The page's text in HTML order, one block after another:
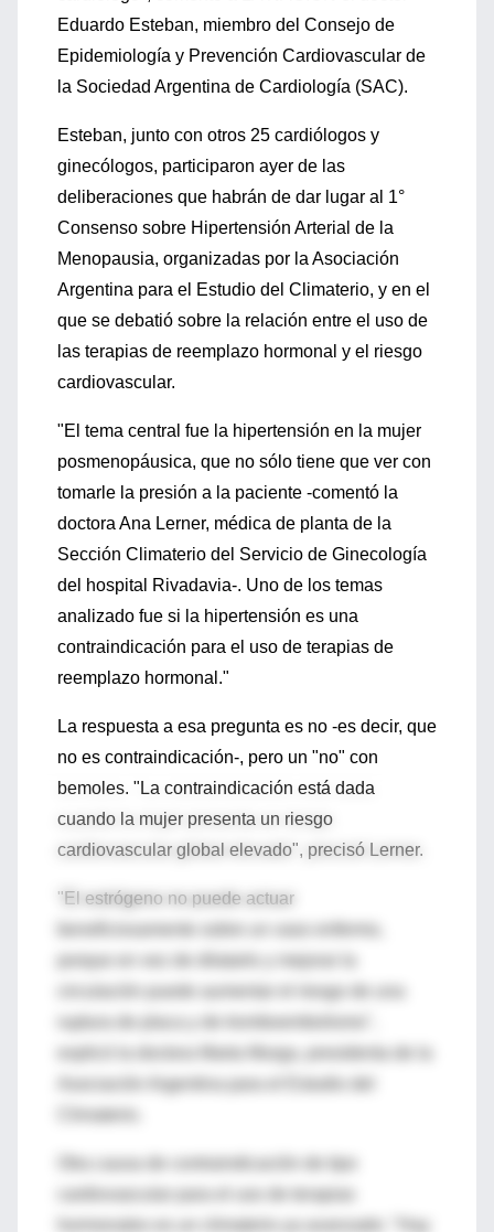
Eduardo Esteban, miembro del Consejo de
Epidemiología y Prevención Cardiovascular de
la Sociedad Argentina de Cardiología (SAC).
Esteban, junto con otros 25 cardiólogos y
ginecólogos, participaron ayer de las
deliberaciones que habrán de dar lugar al 1°
Consenso sobre Hipertensión Arterial de la
Menopausia, organizadas por la Asociación
Argentina para el Estudio del Climaterio, y en el
que se debatió sobre la relación entre el uso de
las terapias de reemplazo hormonal y el riesgo
cardiovascular.
"El tema central fue la hipertensión en la mujer
posmenopáusica, que no sólo tiene que ver con
tomarle la presión a la paciente -comentó la
doctora Ana Lerner, médica de planta de la
Sección Climaterio del Servicio de Ginecología
del hospital Rivadavia-. Uno de los temas
analizado fue si la hipertensión es una
contraindicación para el uso de terapias de
reemplazo hormonal."
La respuesta a esa pregunta es no -es decir, que
no es contraindicación-, pero un "no" con
bemoles. "La contraindicación está dada
cuando la mujer presenta un riesgo
cardiovascular global elevado", precisó Lerner.
"El estrógeno no puede actuar
porque en vez de dilatarlo y mejorar la
circulación puede aumentar el riesgo de una
ruptura de placa y de tromboembolismo",
explicó la doctora Marta Murga, presidenta de la
Asociación Argentina para el Estudio del
cardiovascular para el uso de terapias